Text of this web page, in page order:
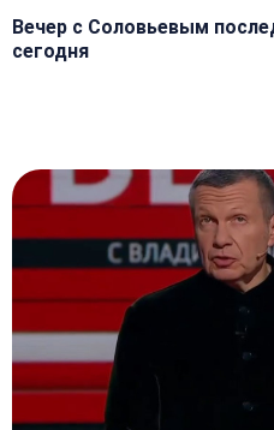
Вечер с Соловьевым
сегодня